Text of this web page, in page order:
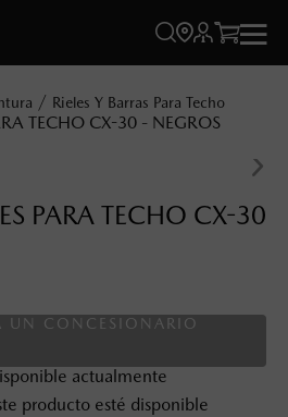
 
Rieles Y Barras Para Techo
TECHO CX-30 - NEGROS
PARA TECHO CX-30
UN CONCESIONARIO
actualmente
producto esté disponible